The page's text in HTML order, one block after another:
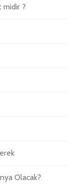
midir ?
Olacak?